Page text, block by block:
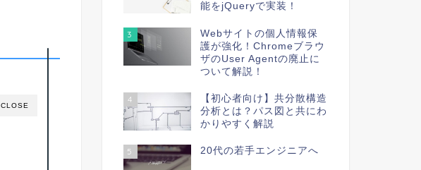
CLOSE
能をjQueryで実装！
3
Webサイトの個人情報保
護が強化！Chromeブラウ
ザのUser Agentの廃止に
ついて解説！
4
【初心者向け】共分散構造
分析とは？パス図と共にわ
かりやすく解説
5 20代の若手エンジニアへ